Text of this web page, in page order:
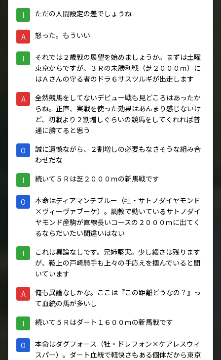
I ただの人間設定の差でしょうね
A 怒った。もういい
I
それでは２歳戦の展望を始めましょうか。まずは土曜
東京からですが、３Ｒの未勝利戦（芝２０００ｍ）に
はＡさんの守る者のドラ６サスツルギが出走します
A
全然競馬をしてないデビュー戦も見どころはあったか
らね。正直、実戦を使った効果はあんまり感じないけ
ど、初戦より２割増しぐらいの競馬をしてくれれば普
通に勝てると思う
O
誠に遺憾ながら、２割増しの必要もなさそうな組み合
わせだな
I 続いて５Ｒは芝２０００ｍの新馬戦です
O
本命はディアマンテブルー（牡・サトノダイヤモンド
×ヴィーヴァブーケ）。調教で動いているサトノダイ
ヤモンド産駒が直線長いコースの２０００ｍに出てく
るならだいたい間違いはない
I
これは異論なしです。兄姉堅実。少し緩さは残ります
が、鞍上の戸崎騎手も上々の手応えを掴んでいると聞
いています
A
俺も異論なしかな。ここは『この距離どうなの？』っ
て血統の馬が多いし
I 続いて５Ｒはダート１６００ｍの新馬戦です
O
本命はダグフォース（牡・ドレフォン×ケアレスウィ
スパー）。ダート血統で軽快さもある個体だから東京